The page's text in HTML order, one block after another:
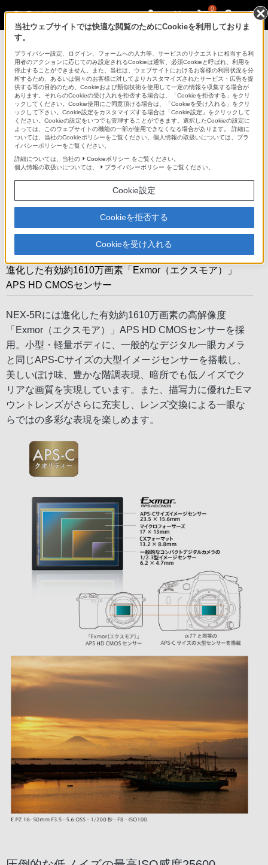
0
NEX-5R
デジタル一眼カメラ NEX-5R
商品の特長 | 一眼クオリティー&高速レ
スポンス
次へ
小型ボディに、本物の一眼クオリティー
進化した有効約1610万画素「Exmor（エクスモア）」
APS HD CMOSセンサー
NEX-5Rには進化した有効約1610万画素の高解像度
「Exmor（エクスモア）」APS HD CMOSセンサーを採
用。小型・軽量ボディに、一般的なデジタル一眼カメラ
と同じAPS-Cサイズの大型イメージセンサーを搭載し、
美しいぼけ味、豊かな階調表現、暗所でも低ノイズでク
リアな画質を実現しています。また、描写力に優れたEマ
ウントレンズがさらに充実し、レンズ交換による一眼な
らではの多彩な表現を楽しめます。
当社ウェブサイトでは快適な閲覧のためにCookieを利用しておりま
す。
プライバシー設定、ログイン、フォームへの入力等、サービスのリクエストに相当する利
用者のアクションに応じてのみ設定されるCookieは通常、必須Cookieと呼ばれ、利用を
停止することができません。また、当社は、ウェブサイトにおけるお客様の利用状況を分
析するため、あるいは個々のお客様に対してよりカスタマイズされたサービス・広告を提
供する等の目的のため、Cookieおよび類似技術を使用して一定の情報を収集する場合が
あります。それらのCookieの受け入れを拒否する場合は、「Cookieを拒否する」をクリ
ックしてください。Cookie使用にご同意頂ける場合は、「Cookieを受け入れる」をクリ
ックして下さい。Cookie設定をカスタマイズする場合は「Cookie設定」をクリックして
ください。Cookieの設定をいつでも管理することができます。選択したCookieの設定に
よっては、このウェブサイトの機能の一部が使用できなくなる場合があります。 詳細に
ついては、当社のCookieポリシーをご覧ください。個人情報の取扱いについては、プラ
イバシーポリシーをご覧ください。
詳細については、当社の
Cookieポリシー をご覧ください。
個人情報の取扱いについては、
プライバシーポリシー をご覧ください。
Cookie設定
Cookieを拒否する
Cookieを受け入れる